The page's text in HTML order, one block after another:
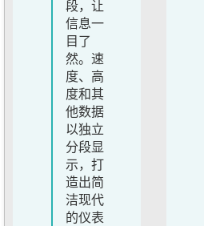
段，让
信息一
目了
然。速
度、高
度和其
他数据
以独立
分段显
示，打
造出简
洁现代
的仪表